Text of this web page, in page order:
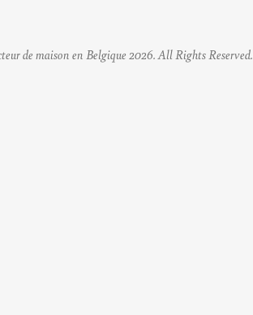
de maison en Belgique 2026. All Rights Reserved.